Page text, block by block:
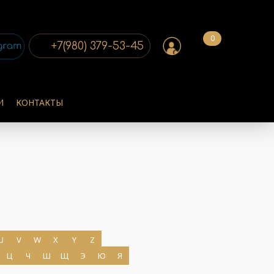
0
+7(980) 379-53-45
КОНТАКТЫ
V W X Y
Z
Ц Ч Ш Щ Э Ю Я
ПОДРОБНЕЕ
ПОДРОБНЕЕ